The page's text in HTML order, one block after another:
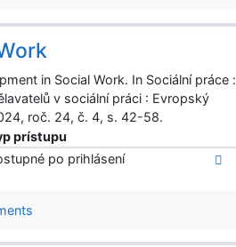
in Social Work. In Sociální práce :
v sociální práci : Evropský
roč. 24, č. 4, s. 42-58.
prístupu
po prihlásení